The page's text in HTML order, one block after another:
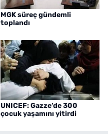
MGK süreç gündemli
toplandı
UNICEF: Gazze’de 300
çocuk yaşamını yitirdi